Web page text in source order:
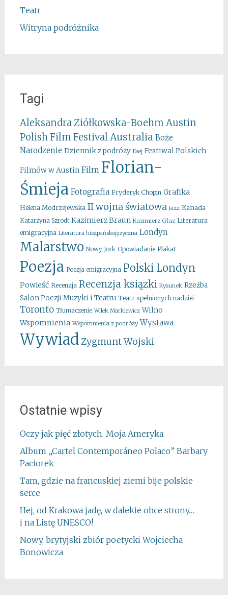
Teatr
Witryna podróżnika
Tagi
Aleksandra Ziółkowska-Boehm Austin
Polish Film FestivalAustralia Boże
Narodzenie Dziennik z podróży Esej Festiwal Polskich
Filmów w Austin Film Florian-
Śmieja Fotografia Fryderyk Chopin Grafika
Helena Modrzejewska II wojna światowa Jazz Kanada
Katarzyna Szrodt Kazimierz Braun Kazimierz Głaz Literatura
emigracyjna Literatura hiszpańskojęzyczna Londyn
Malarstwo Nowy Jork Opowiadanie Plakat
Poezja Poezja emigracyjna Polski Londyn
Powieść Recenzja Recenzja ksiązki Rysunek Rzeźba
Salon Poezji Muzyki i Teatru Teatr spełnionych nadziei
Toronto Tłumaczenie Wilek Markiewicz Wilno
Wspomnienia Wspomnienia z podróży Wystawa
WywiadZygmunt Wojski
Ostatnie wpisy
Oczy jak pięć złotych. Moja Ameryka.
Album „Cartel Contemporáneo Polaco” Barbary
Paciorek
Tam, gdzie na francuskiej ziemi bije polskie
serce
Hej, od Krakowa jadę, w dalekie obce strony…
i na Listę UNESCO!
Nowy, brytyjski zbiór poetycki Wojciecha
Bonowicza